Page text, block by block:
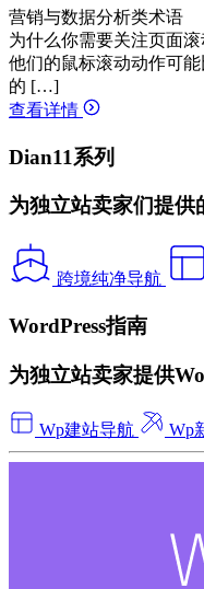
营销与数据分析类术语
为什么你需要关注页面
他们的鼠标滚动动作可
的 […]
查看详情
Dian11系列
为独立站卖家们提供
跨境纯净导航
WordPress指南
为独立站卖家提供
Wp建站导航 Wp